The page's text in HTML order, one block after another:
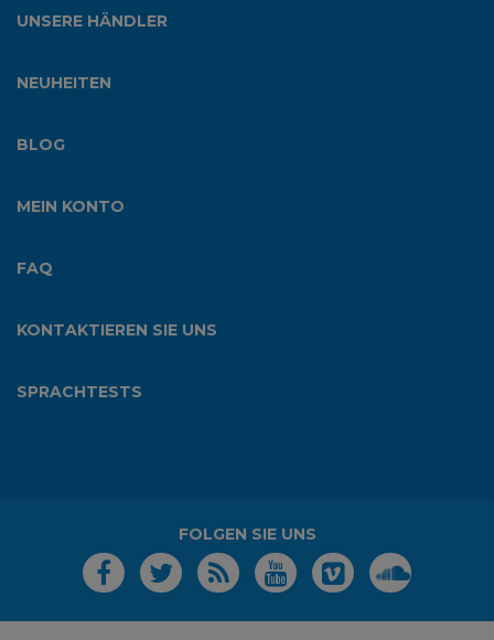
UNSERE HÄNDLER
NEUHEITEN
BLOG
MEIN KONTO
FAQ
KONTAKTIEREN SIE UNS
SPRACHTESTS
FOLGEN SIE UNS